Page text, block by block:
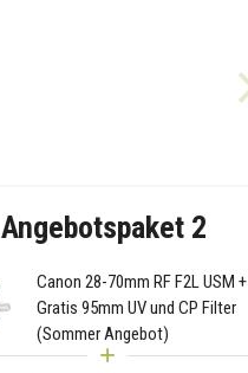
Angebotspaket 2
Canon 28-70mm RF F2L USM +
Gratis 95mm UV und CP Filter
(Sommer Angebot)